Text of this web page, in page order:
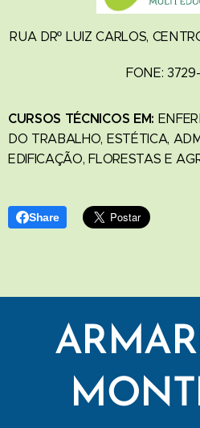
RUA DRº LUIZ CARLOS,
FONE:
CURSOS TÉCNICOS EM:
DO TRABALHO, ESTÉTICA,
EDIFICAÇÃO, FLORESTAS E
Share